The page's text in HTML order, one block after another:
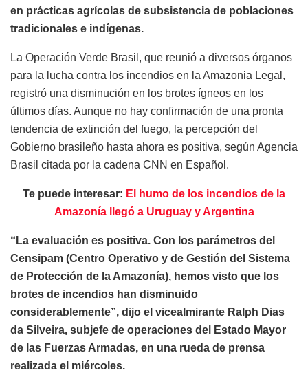
en prácticas agrícolas de subsistencia de poblaciones
tradicionales e indígenas.
La Operación Verde Brasil, que reunió a diversos órganos
para la lucha contra los incendios en la Amazonia Legal,
registró una disminución en los brotes ígneos en los
últimos días. Aunque no hay confirmación de una pronta
tendencia de extinción del fuego, la percepción del
Gobierno brasileño hasta ahora es positiva, según Agencia
Brasil citada por la cadena CNN en Español.
Te puede interesar: El humo de los incendios de la
Amazonía llegó a Uruguay y Argentina
“La evaluación es positiva. Con los parámetros del
Censipam (Centro Operativo y de Gestión del Sistema
de Protección de la Amazonía), hemos visto que los
brotes de incendios han disminuido
considerablemente”, dijo el vicealmirante Ralph Dias
da Silveira, subjefe de operaciones del Estado Mayor
de las Fuerzas Armadas, en una rueda de prensa
realizada el miércoles.